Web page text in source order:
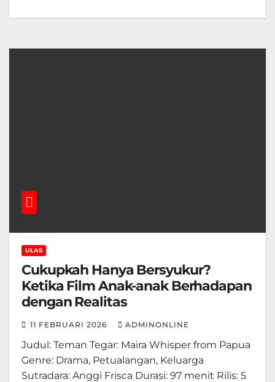
ULAS
Cukupkah Hanya Bersyukur?
Ketika Film Anak-anak Berhadapan
dengan Realitas
11 FEBRUARI 2026 ADMINONLINE
Judul: Teman Tegar: Maira Whisper from Papua
Genre: Drama, Petualangan, Keluarga
Sutradara: Anggi Frisca Durasi: 97 menit Rilis: 5